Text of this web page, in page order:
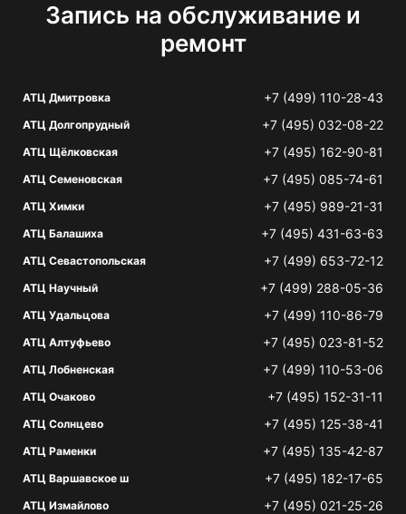
Запись на обслуживание и
ремонт
АТЦ Дмитровка +7 (499) 110-28-43
АТЦ Долгопрудный +7 (495) 032-08-22
АТЦ Щёлковская +7 (495) 162-90-81
АТЦ Семеновская +7 (495) 085-74-61
АТЦ Химки +7 (495) 989-21-31
АТЦ Балашиха +7 (495) 431-63-63
АТЦ Севастопольская +7 (499) 653-72-12
АТЦ Научный +7 (499) 288-05-36
АТЦ Удальцова +7 (499) 110-86-79
АТЦ Алтуфьево +7 (495) 023-81-52
АТЦ Лобненская +7 (499) 110-53-06
АТЦ Очаково +7 (495) 152-31-11
АТЦ Солнцево +7 (495) 125-38-41
АТЦ Раменки +7 (495) 135-42-87
АТЦ Варшавское ш +7 (495) 182-17-65
АТЦ Измайлово +7 (495) 021-25-26